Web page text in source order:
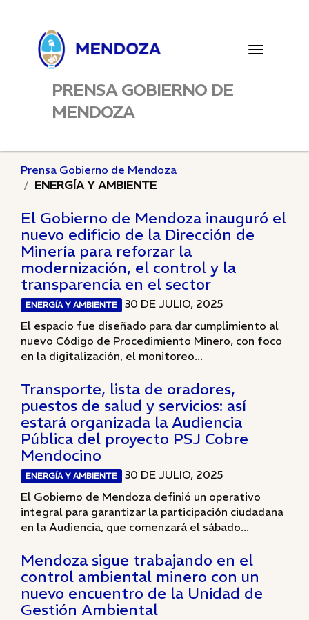
Toggle
PRENSA GOBIERNO DE
MENDOZA
Prensa Gobierno de Mendoza
ENERGÍA Y AMBIENTE
El Gobierno de Mendoza inauguró el
nuevo edificio de la Dirección de
Minería para reforzar la
modernización, el control y la
transparencia en el sector
ENERGÍA Y AMBIENTE
30 DE JULIO, 2025
El espacio fue diseñado para dar cumplimiento al
nuevo Código de Procedimiento Minero, con foco
en la digitalización, el monitoreo...
Transporte, lista de oradores,
puestos de salud y servicios: así
estará organizada la Audiencia
Pública del proyecto PSJ Cobre
Mendocino
ENERGÍA Y AMBIENTE
30 DE JULIO, 2025
El Gobierno de Mendoza definió un operativo
integral para garantizar la participación ciudadana
en la Audiencia, que comenzará el sábado...
Mendoza sigue trabajando en el
control ambiental minero con un
nuevo encuentro de la Unidad de
Gestión Ambiental